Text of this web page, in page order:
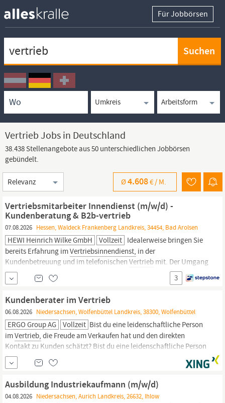
Für Jobbörsen
Ortssuche
Umkreissuche
Arbeitsform
Vertrieb Jobs in Deutschland
38.438 Stellenangebote aus 50 unterschiedlichen Jobbörsen
gebündelt.
Sortierung
Ø4.608€ / M.
Vertriebsmitarbeiter Innendienst (m/w/d) -
Kundenberatung & B2b-vertrieb
07.08.2026 Hessen, Waldeck Frankenberg Landkreis, 34454, Bad Arolsen
HEWI Heinrich Wilke GmbH Vollzeit Idealerweise bringen Sie
bereits Erfahrung imVertriebsinnendienst, in der
Kundenbetreuung und im telefonischen Vertrieb mit. Der Umgang
mit CRM-Systemen und MS Office ist Ihnen vertraut oder Sie
arbeiten sich schnell in neue Anwendungen ein. Teamgeist,
3
Kundenberater im Vertrieb
06.08.2026 Niedersachsen, Wolfenbüttel Landkreis, 38300, Wolfenbüttel
ERGO Group AG Vollzeit Bist du eine leidenschaftliche Person
imVertrieb, die Freude am Verkaufen hat und den direkten
Kontakt zu Kunden schätzt? Bist du eine leidenschaftliche Person
imVertrieb,
die Freude am Verkaufen hat und den direkten
Kontakt zu Kunden schätzt? Möchtest du in einer Branche
arbeiten, die dir langfristige Sicherheit, Skalierbarkeit und die
Ausbildung Industriekaufmann (m/w/d)
04.08.2026 Niedersachsen, Aurich Landkreis, 26632, Ihlow